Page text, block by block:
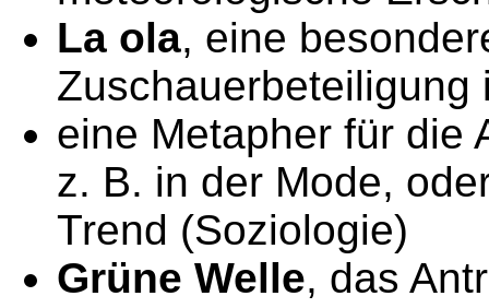
La ola, eine
Zuschauerbeteiligung
eine Metapher für die
z. B. in der Mode,
Trend (Soziologie)
Grüne Welle, das